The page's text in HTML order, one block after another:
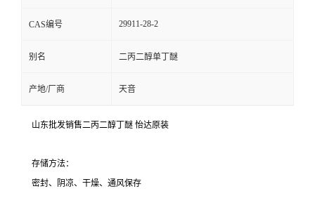
CAS编号 29911-28-2
别名 二丙二醇单丁醚
产地/厂商 天音
山东批发销售二丙二醇丁醚 怡达原装
存储方法：
密封、阴凉、干燥、通风保存